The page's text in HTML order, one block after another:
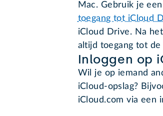
Mac. Gebruik je
toegang tot iCloud
iCloud Drive. Na
altijd toegang tot de
Inloggen op
Wil je op iemand
iCloud-opslag?
iCloud.com via een